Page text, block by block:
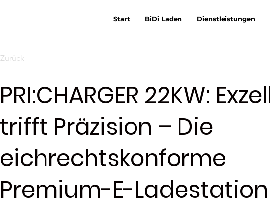
Start BiDi Laden Dienstleistungen
Zurück
PRI:CHARGER 22KW:
trifft Präzision – Die
eichrechtskonforme
Premium-E-Ladestation